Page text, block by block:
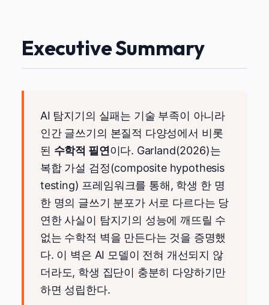
Executive Summary
AI 탐지기의 실패는 기술 부족이 아니라
인간 글쓰기의 본질적 다양성에서 비롯
된 수학적 필연이다. Garland(2026)는
복합 가설 검정(composite hypothesis
testing) 프레임워크를 통해, 학생 한 명
한 명의 글쓰기 분포가 서로 다르다는 당
연한 사실이 탐지기의 성능에 깨뜨릴 수
없는 수학적 벽을 만든다는 것을 증명했
다. 이 벽은 AI 모델이 전혀 개선되지 않
더라도, 학생 집단이 충분히 다양하기만
하면 성립한다.